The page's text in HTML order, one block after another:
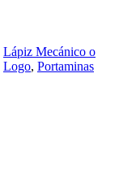
Lápiz Mecánico o
Logo, Portaminas